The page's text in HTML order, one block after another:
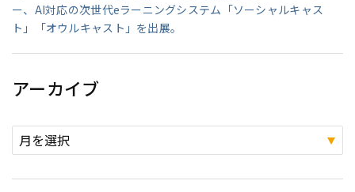
ー、AI対応の次世代eラーニングシステム「ソーシャルキャス
ト」「オウルキャスト」を出展。
アーカイブ